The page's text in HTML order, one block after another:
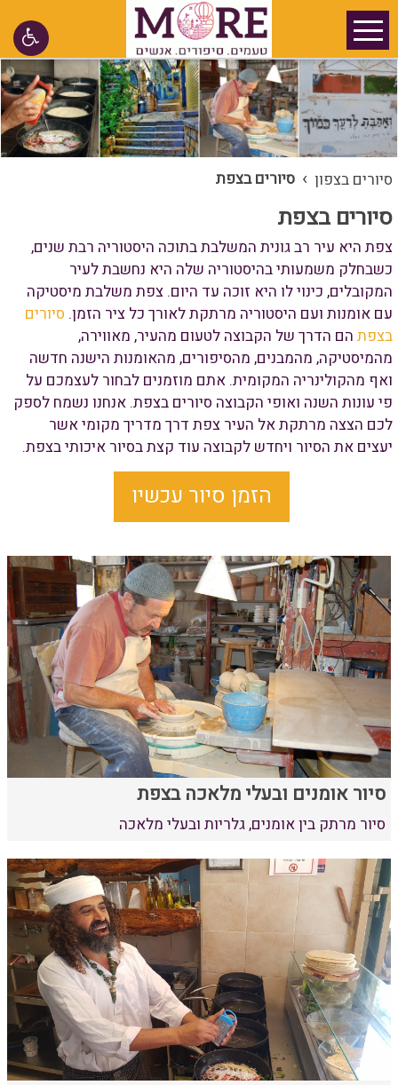
סיורים בצפון › סיורים בצפת
סיורים בצפת
צפת היא עיר רב גונית המשלבת בתוכה היסטוריה רבת שנים,
כשבחלק משמעותי בהיסטוריה שלה היא נחשבת לעיר
המקובלים, כינוי לו היא זוכה עד היום. צפת משלבת מיסטיקה
עם אומנות ועם היסטוריה מרתקת לאורך כל ציר הזמן. סיורים
בצפת הם הדרך של הקבוצה לטעום מהעיר, מאווירה,
מהמיסטיקה, מהמבנים, מהסיפורים, מהאומנות הישנה חדשה
ואף מהקולינריה המקומית. אתם מוזמנים לבחור לעצמכם על
פי עונות השנה ואופי הקבוצה סיורים בצפת. אנחנו נשמח לספק
לכם הצצה מרתקת אל העיר צפת דרך מדריך מקומי אשר
יעצים את הסיור ויחדש לקבוצה עוד קצת בסיור איכותי בצפת.
הזמן סיור עכשיו
סיור אומנים ובעלי מלאכה בצפת
סיור מרתק בין אומנים, גלריות ובעלי מלאכה